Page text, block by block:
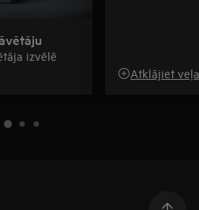
izvēlē
Atklājiet